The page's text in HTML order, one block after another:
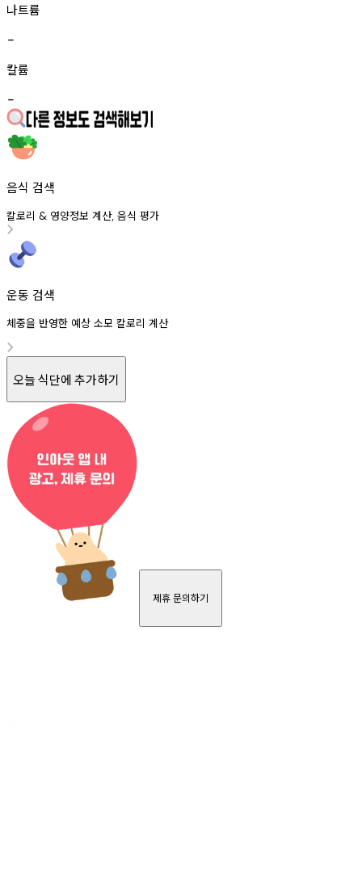
나트륨
-
칼륨
-
음식 검색
칼로리 & 영양정보 계산, 음식 평가
운동 검색
체중을 반영한 예상 소모 칼로리 계산
오늘 식단에 추가하기
제휴 문의하기